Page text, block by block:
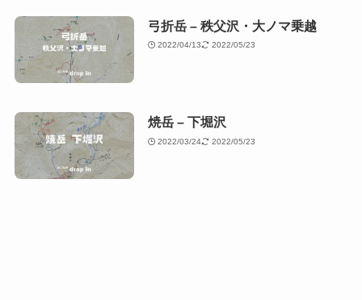
弓折岳 – 秩父沢・大ノマ乗越
2022/04/13 2022/05/23
焼岳 – 下堀沢
2022/03/24 2022/05/23